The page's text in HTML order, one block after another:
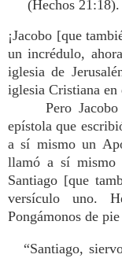
(Hechos 21:18).
¡Jacobo [que
un incrédulo,
iglesia de
iglesia Cristiana en
Pero
epístola que
a sí mismo un
llamó a sí mismo
Santiago [que
versículo uno.
Pongámonos de
“Santiago,